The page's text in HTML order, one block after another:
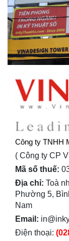
Công ty TNHH
( Công ty CP
Mã số thuế:
Địa chỉ: Toà
Phường 5,
Nam
Email:
Điện thoại: